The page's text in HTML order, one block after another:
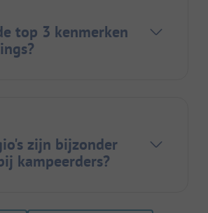
top 3 kenmerken
zijn bijzonder
kampeerders?